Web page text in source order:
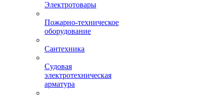
Электротовары
Пожарно-техническое
оборудование
Сантехника
Судовая
электротехническая
арматура